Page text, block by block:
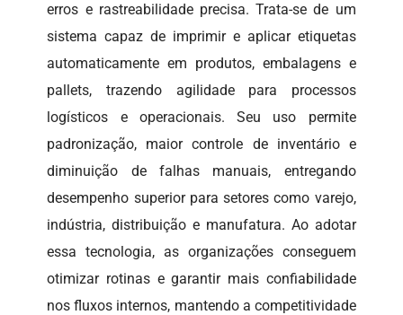
erros e rastreabilidade precisa. Trata-se de um
sistema capaz de imprimir e aplicar etiquetas
automaticamente em produtos, embalagens e
pallets, trazendo agilidade para processos
logísticos e operacionais. Seu uso permite
padronização, maior controle de inventário e
diminuição de falhas manuais, entregando
desempenho superior para setores como varejo,
indústria, distribuição e manufatura. Ao adotar
essa tecnologia, as organizações conseguem
otimizar rotinas e garantir mais confiabilidade
nos fluxos internos, mantendo a competitividade